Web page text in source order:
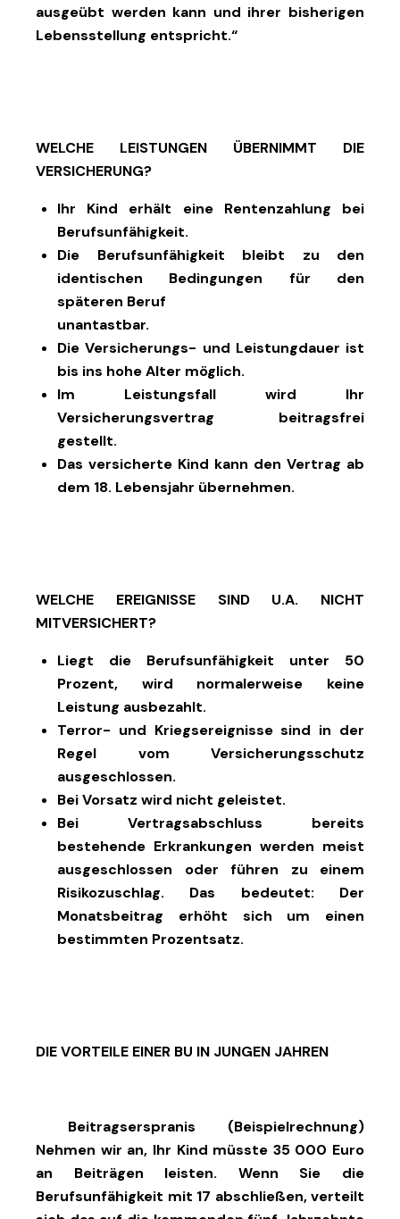
ausgeübt werden kann und ihrer bisherigen
Lebensstellung entspricht.“
WELCHE LEISTUNGEN ÜBERNIMMT DIE
VERSICHERUNG?
Ihr Kind erhält eine Rentenzahlung bei
Berufsunfähigkeit.
Die Berufsunfähigkeit bleibt zu den
identischen Bedingungen für den
späteren Beruf
unantastbar.
Die Versicherungs- und Leistungdauer ist
bis ins hohe Alter möglich.
Im Leistungsfall wird Ihr
Versicherungsvertrag beitragsfrei
gestellt.
Das versicherte Kind kann den Vertrag ab
dem 18. Lebensjahr übernehmen.
WELCHE EREIGNISSE SIND U.A. NICHT
MITVERSICHERT?
Liegt die Berufsunfähigkeit unter 50
Prozent, wird normalerweise keine
Leistung ausbezahlt.
Terror- und Kriegsereignisse sind in der
Regel vom Versicherungsschutz
ausgeschlossen.
Bei Vorsatz wird nicht geleistet.
Bei Vertragsabschluss bereits
bestehende Erkrankungen werden meist
ausgeschlossen oder führen zu einem
Risikozuschlag. Das bedeutet: Der
Monatsbeitrag erhöht sich um einen
bestimmten Prozentsatz.
DIE VORTEILE EINER BU IN JUNGEN JAHREN
Beitragserspranis (Beispielrechnung)
Nehmen wir an, Ihr Kind müsste 35 000 Euro
an Beiträgen leisten. Wenn Sie die
Berufsunfähigkeit mit 17 abschließen, verteilt